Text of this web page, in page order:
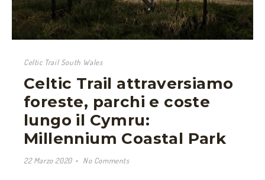
Celtic Trail South Wales
Celtic Trail attraversiamo
foreste, parchi e coste
lungo il Cymru:
Millennium Coastal Park
22 Marzo 2020 No Comments